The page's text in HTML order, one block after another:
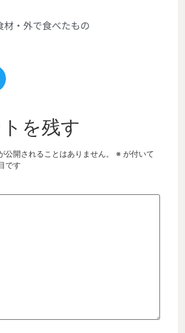
材・外で食べたもの
を残す
公開されることはありません。 ※ が付いて
です